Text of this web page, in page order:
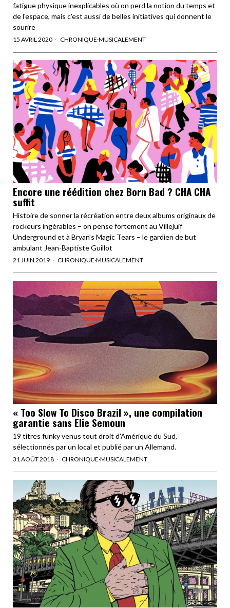
fatigue physique inexplicables où on perd la notion du temps et
de l'espace, mais c'est aussi de belles initiatives qui donnent le
sourire
15 AVRIL 2020 CHRONIQUE·MUSICALEMENT
Encore une réédition chez Born Bad ? CHA CHA
suffit
Histoire de sonner la récréation entre deux albums originaux de
rockeurs ingérables – on pense fortement au Villejuif
Underground et à Bryan’s Magic Tears – le gardien de but
ambulant Jean-Baptiste Guillot
21 JUIN 2019 CHRONIQUE·MUSICALEMENT
« Too Slow To Disco Brazil », une compilation
garantie sans Elie Semoun
19 titres funky venus tout droit d'Amérique du Sud,
sélectionnés par un local et publié par un Allemand.
31 AOÛT 2018 CHRONIQUE·MUSICALEMENT